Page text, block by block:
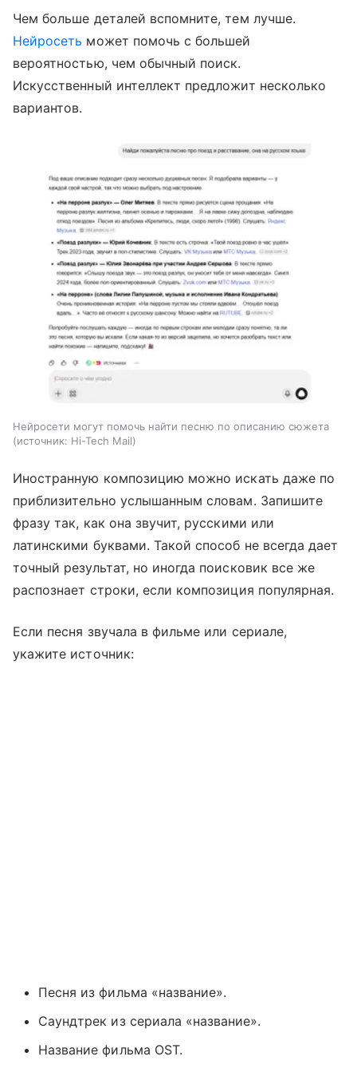
Чем больше деталей вспомните, тем лучше.
Нейросеть может помочь с большей
вероятностью, чем обычный поиск.
Искусственный интеллект предложит несколько
вариантов.
Нейросети могут помочь найти песню по описанию сюжета
источник: Hi-Tech Mail
Иностранную композицию можно искать даже по
приблизительно услышанным словам. Запишите
фразу так, как она звучит, русскими или
латинскими буквами. Такой способ не всегда дает
точный результат, но иногда поисковик все же
распознает строки, если композиция популярная.
Если песня звучала в фильме или сериале,
укажите источник:
Песня из фильма «название».
Саундтрек из сериала «название».
Название фильма OST.